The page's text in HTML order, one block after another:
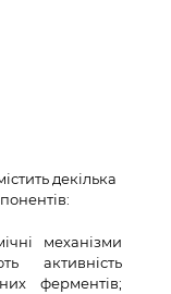
декілька
механізми
активність
ферментів;